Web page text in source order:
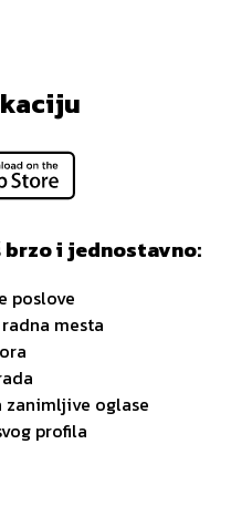
brzo i jednostavno:
poslove
mesta
oglase
profila